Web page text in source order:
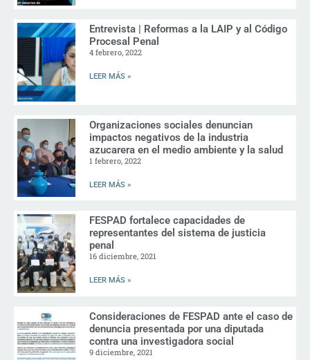
Entrevista | Reformas a la LAIP y al Código
Procesal Penal
4 febrero, 2022
LEER MÁS »
Organizaciones sociales denuncian
impactos negativos de la industria
azucarera en el medio ambiente y la salud
1 febrero, 2022
LEER MÁS »
FESPAD fortalece capacidades de
representantes del sistema de justicia
penal
16 diciembre, 2021
LEER MÁS »
Consideraciones de FESPAD ante el caso de
denuncia presentada por una diputada
contra una investigadora social
9 diciembre, 2021